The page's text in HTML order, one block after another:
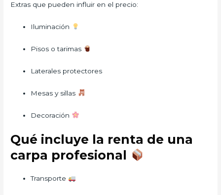
Extras que pueden influir en el precio:
Iluminación
Pisos o tarimas
Laterales protectores
Mesas y sillas
Decoración
Qué incluye la renta de una
carpa profesional
Transporte